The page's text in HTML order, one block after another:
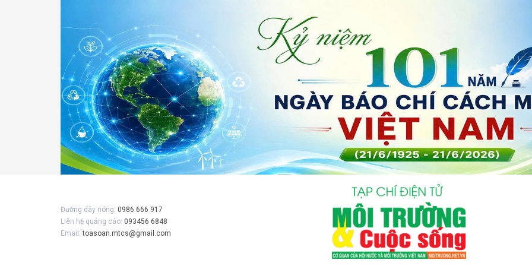
Đường dây nóng: 0986 666 917
Liên hệ quảng cáo: 093456 6848
Email:toasoan.mtcs@gmail.com
Gửi bình luận